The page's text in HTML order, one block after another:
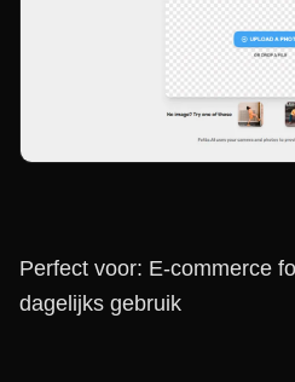
Perfect voor: E-commerce
dagelijks gebruik